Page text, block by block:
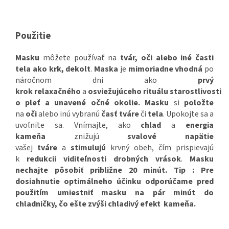
Použitie
Masku môžete používať na tvár, oči alebo iné časti
tela ako krk, dekolt. Maska je mimoriadnevhodná po
náročnom dni ako prvý
krok relaxačnéhoa osviežujúceho rituálustarostlivosti
o pleť a unavené očné okolie. Masku si položte
na očialebo inú vybranú časť tváreči tela. Upokojte sa a
uvoľnite sa. Vnímajte, ako chlad a energia
kameňa znižujúsvalové
napätie
vašej tváre a stimulujú krvný obeh, čím prispievajú
k redukcii viditeľnosti drobných vrások. Masku
nechajte pôsobiť približne 20 minút. Tip : Pre
dosiahnutie optimálneho účinku odporúčame pred
použitím umiestniť masku na pár minút do
chladničky, čo eštezvýši chladivý efekt kameňa.